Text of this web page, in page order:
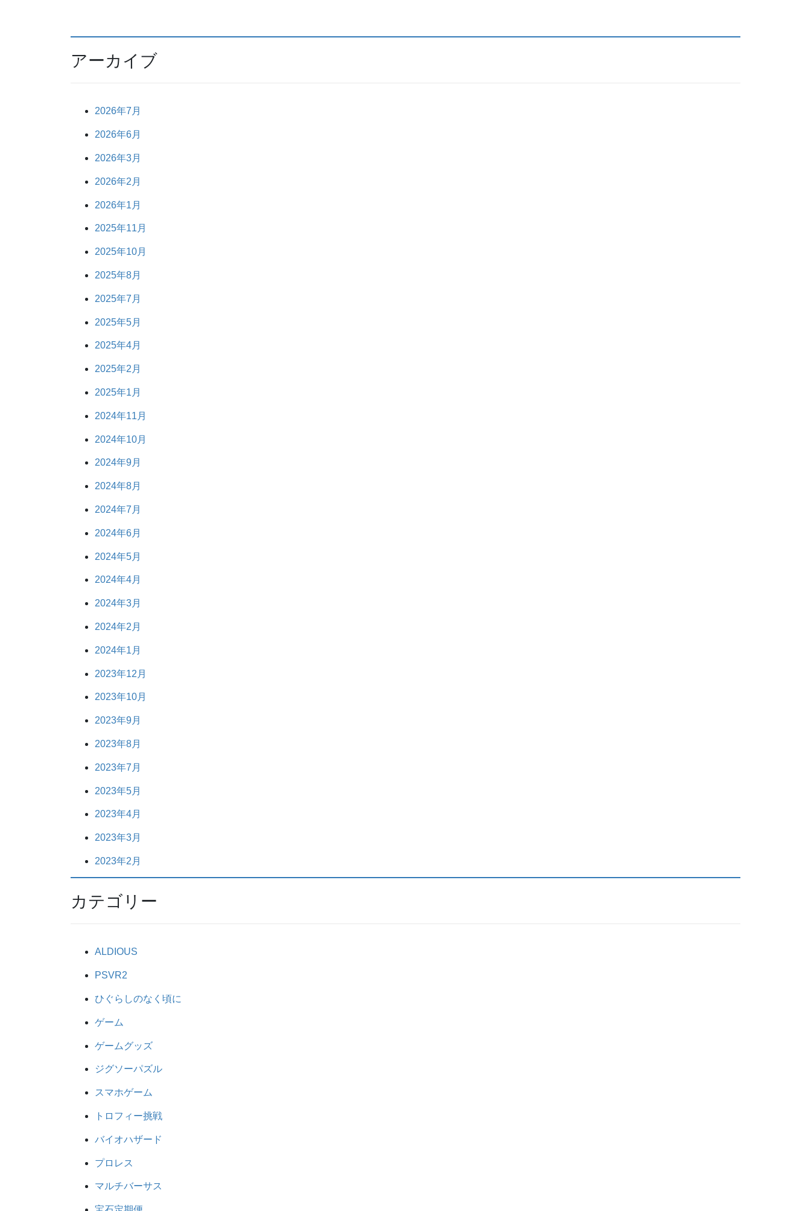
アーカイブ
2026年7月
2026年6月
2026年3月
2026年2月
2026年1月
2025年11月
2025年10月
2025年8月
2025年7月
2025年5月
2025年4月
2025年2月
2025年1月
2024年11月
2024年10月
2024年9月
2024年8月
2024年7月
2024年6月
2024年5月
2024年4月
2024年3月
2024年2月
2024年1月
2023年12月
2023年10月
2023年9月
2023年8月
2023年7月
2023年5月
2023年4月
2023年3月
2023年2月
カテゴリー
ALDIOUS
PSVR2
ひぐらしのなく頃に
ゲーム
ゲームグッズ
ジグソーパズル
スマホゲーム
トロフィー挑戦
バイオハザード
プロレス
マルチバーサス